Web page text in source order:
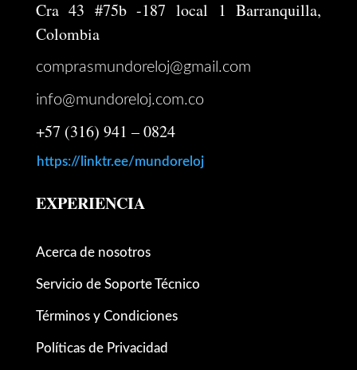
Cra 43 #75b -187 local 1 Barranquilla,
Colombia
comprasmundoreloj@gmail.com
info@mundoreloj.com.co
+57 (316) 941 – 0824
https://linktr.ee/mundoreloj
EXPERIENCIA
Acerca de nosotros
Servicio de Soporte Técnico
Términos y Condiciones
Políticas de Privacidad